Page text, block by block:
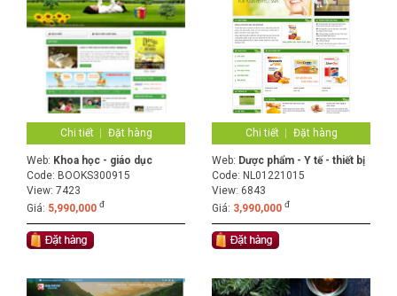
Chi tiết Đặt hàng
Web: Khoa học - giáo dục
Code: BOOKS300915
View: 7423
Giá: 5,990,000 đ
Chi tiết Đặt hàng
Web: Dược phẩm - Y tế - thiết bị
Code: NL01221015
View: 6843
Giá: 3,990,000 đ